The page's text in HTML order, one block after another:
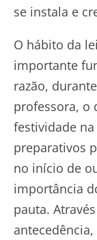
se instala e
O hábito da
importante
razão,
professora, o
festividade
preparativos
no início de
importância
pauta.